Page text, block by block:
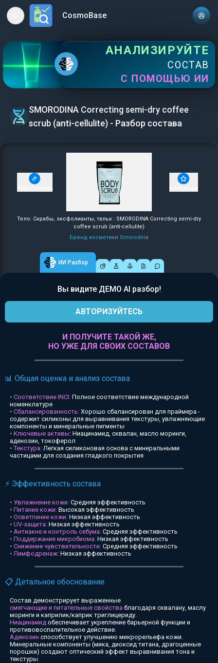
Open main menuCosmoBase
АНАЛИЗИРУЙТЕ
СОСТАВ
С ПОМОЩЬЮ ИИ
SMORODINA Correcting semi-dry coffee
scrub (anti-cellulite) - Разбор состава
Тело: Скрабы, эксфолианты, тальк : SMORODINA Correcting semi-dry
coffee scrub (anti-cellulite)
Бренд косметики Smorodina
ИИ Разбор
Вы видите ДЕМО AI разбор!
АВТОРИЗУЙТЕСЬ
И ПОЛУЧИТЕ ТАКОЙ ЖЕ,
НО УЖЕ ДЛЯ СВОИХ СОСТАВОВ
📊 Общая оценка и анализ состава
• Соответствие INCI: Полное соответствие международной
номенклатуре
• Сбалансированность: Хорошо сбалансирован для праймера -
содержит силиконы для выравнивания текстуры, увлажняющие
компоненты и минеральные пигменты
• Ключевые активы: Ниацинамид, сквалан, масло моринги,
аденозин, токоферол
• Текстура:Легкая силиконовая основа с минеральными
частицами для создания гладкого покрытия
⚡ Эффективность состава
• Увлажнение кожи: Средняя эффективность
• Питание кожи: Высокая эффективность
• Осветление кожи: Низкая эффективность
• UV-защита: Низкая эффективность
• Антиакне и контроль себума: Средняя эффективность
• Поддержание микробиома: Низкая эффективность
• Снижение чувствительности: Средняя эффективность
• Лимфодренаж: Низкая эффективность
📋 Детальное обоснование
Состав демонстрирует выраженные
смягчающие и питательные свойства благодаря сквалану, маслу
моринги и каприлик/каприк триглицериду.
Ниацинамид обеспечивает укрепление барьерной функции и
противовоспалительное действие.
Аденозин способствует улучшению микрорельефа кожи.
Минеральные компоненты (мика, диоксид титана, драгоценные
порошки) создают оптический эффект выравнивания тона и
текстуры.